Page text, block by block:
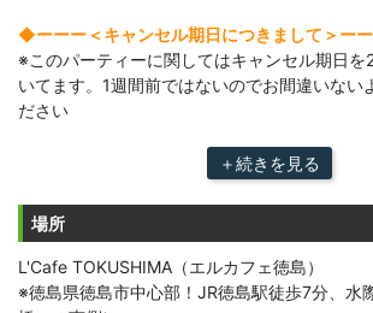
場所
L'Cafe TOKUSHIMA（エルカフェ徳島）
※徳島県徳島市中心部！JR徳島駅徒歩7分、水
◆ーーー＜キャンセル期日につきまして＞ー
※このパーティーに関してはキャンセル期日を
いてます。1週間前ではないのでお間違いない
ださい
＋続きを見る